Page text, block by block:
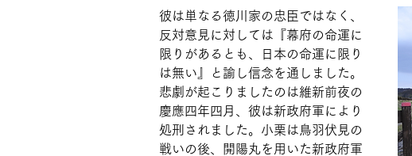
彼は単なる徳川家の忠臣ではなく、
反対意見に対しては『幕府の命運に
限りがあるとも、日本の命運に限り
は無い』と諭し信念を通しました。
悲劇が起こりましたのは維新前夜の
慶應四年四月、彼は新政府軍により
処刑されました。小栗は鳥羽伏見の
戦いの後、開陽丸を用いた新政府軍